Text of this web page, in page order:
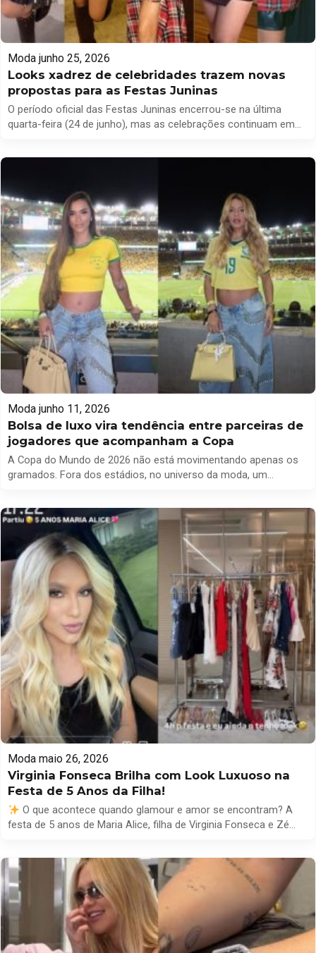
Moda junho 25, 2026
Looks xadrez de celebridades trazem novas
propostas para as Festas Juninas
O período oficial das Festas Juninas encerrou-se na última
quarta-feira (24 de junho), mas as celebrações continuam em
[…]
Moda junho 11, 2026
Bolsa de luxo vira tendência entre parceiras de
jogadores que acompanham a Copa
A Copa do Mundo de 2026 não está movimentando apenas os
gramados. Fora dos estádios, no universo da moda, um
compartilham a rotina nas redes sociais. Bolsas da Hermès têm
aparecido com frequência como peças de […]
Moda maio 26, 2026
Virginia Fonseca Brilha com Look Luxuoso na
Festa de 5 Anos da Filha!
O que acontece quando glamour e amor se encontram? A
festa de 5 anos de Maria Alice, filha de Virginia Fonseca e Zé
balonê da Fabulous Agilita, que combina conforto e
sofisticação, ideal para a festa inspirada […]